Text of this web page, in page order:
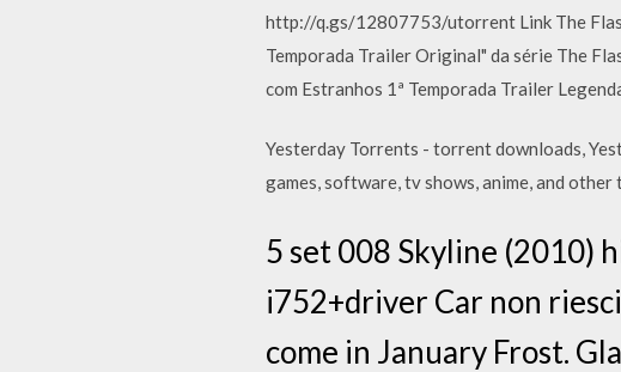
http://q.gs/12807753/utorrent Link The
Temporada Trailer Original" da série The
com Estranhos 1ª Temporada Trailer
Yesterday Torrents - torrent downloads,
games, software, tv shows, anime, and
5 set 008 Skyline (2010)
i752+driver Car non
come in January Frost.